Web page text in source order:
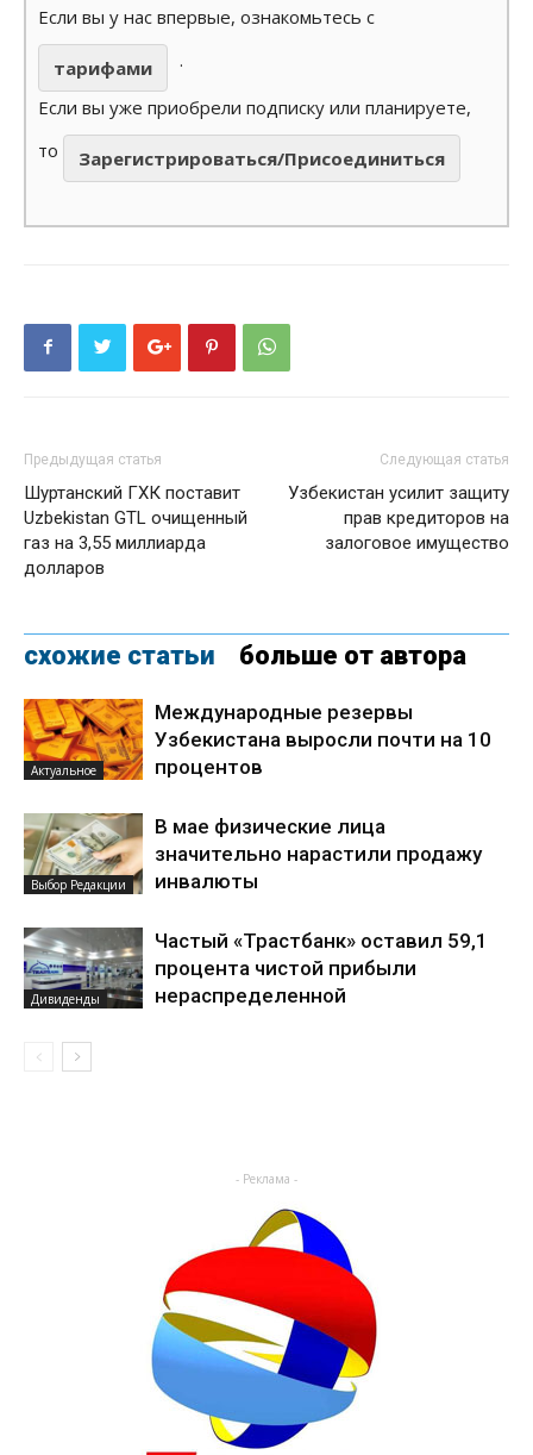
Если вы у нас впервые, ознакомьтесь с
тарифами
.
Если вы уже приобрели подписку или планируете,
то
Зарегистрироваться/Присоединиться
Предыдущая статья
Шуртанский ГХК поставит
Uzbekistan GTL очищенный
газ на 3,55 миллиарда
долларов
Следующая статья
Узбекистан усилит защиту
прав кредиторов на
залоговое имущество
схожие статьи больше от автора
Актуальное
Международные резервы
Узбекистана выросли почти на 10
процентов
Выбор Редакции
В мае физические лица
значительно нарастили продажу
инвалюты
Дивиденды
Частый «Трастбанк» оставил 59,1
процента чистой прибыли
нераспределенной
- Реклама -